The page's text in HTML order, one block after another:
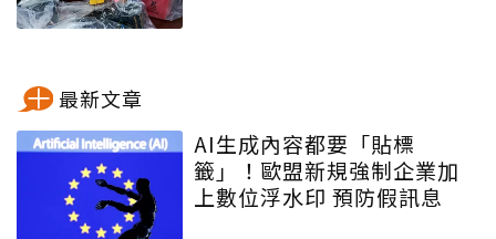
最新文章
AI生成內容都要「貼標
籤」！歐盟新規強制企業加
上數位浮水印 預防假訊息